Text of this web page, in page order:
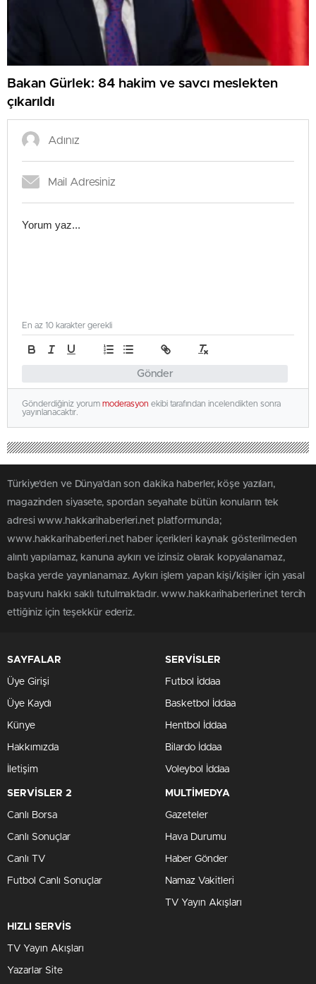
Bakan Gürlek: 84 hakim ve savcı meslekten
çıkarıldı
Gönder
En az 10 karakter gerekli
Gönderdiğiniz yorum moderasyon ekibi tarafından incelendikten sonra
yayınlanacaktır.
Türkiye'den ve Dünya’dan son dakika haberler, köşe yazıları,
magazinden siyasete, spordan seyahate bütün konuların tek
adresi www.hakkarihaberleri.net platformunda;
www.hakkarihaberleri.net haber içerikleri kaynak gösterilmeden
alıntı yapılamaz, kanuna aykırı ve izinsiz olarak kopyalanamaz,
başka yerde yayınlanamaz. Aykırı işlem yapan kişi/kişiler için yasal
başvuru hakkı saklı tutulmaktadır. www.hakkarihaberleri.net tercih
ettiğiniz için teşekkür ederiz.
SAYFALAR
Üye Girişi
Üye Kaydı
Künye
Hakkımızda
İletişim
SERVİSLER
Futbol İddaa
Basketbol İddaa
Hentbol İddaa
Bilardo İddaa
Voleybol İddaa
SERVİSLER 2
Canlı Borsa
Canlı Sonuçlar
Canlı TV
Futbol Canlı Sonuçlar
MULTİMEDYA
Gazeteler
Hava Durumu
Haber Gönder
Namaz Vakitleri
TV Yayın Akışları
HIZLI SERVİS
TV Yayın Akışları
Yazarlar Site